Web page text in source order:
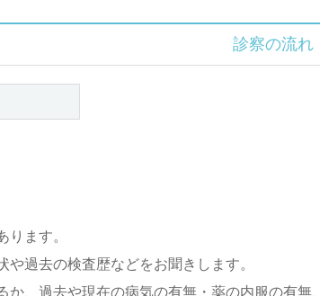
診察の流れ
ります。
や過去の検査歴などをお聞きします。
か、過去や現在の病気の有無・薬の内服の有無、